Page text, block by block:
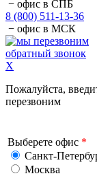
− офис в СПБ
8 (800) 511-13-36
− офис в МСК
обратный звонок
X
Пожалуйста,
перезвоним
Выберете офис *
Санкт-
Москва